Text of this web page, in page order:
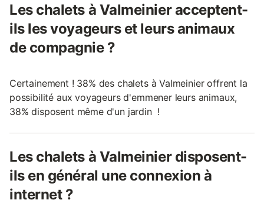
Les chalets à Valmeinier acceptent-
ils les voyageurs et leurs animaux
de compagnie ?
Certainement ! 38% des chalets à Valmeinier offrent la
possibilité aux voyageurs d'emmener leurs animaux,
38% disposent même d'un jardin !
Les chalets à Valmeinier disposent-
ils en général une connexion à
internet ?